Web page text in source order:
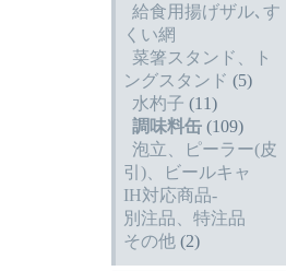
給食用揚げザル､す
くい網
菜箸スタンド、ト
ングスタンド (5)
水杓子 (11)
調味料缶 (109)
泡立、ピーラー(皮
引)、ビールキャ
IH対応商品-
別注品、特注品
その他 (2)